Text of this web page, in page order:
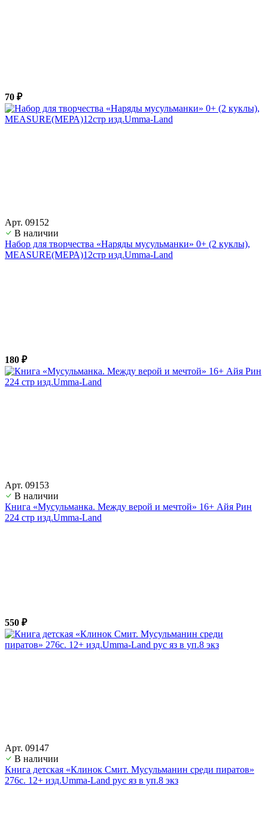
70 ₽
Арт. 09152
В наличии
Набор для творчества «Наряды мусульманки» 0+ (2 куклы),
MEASURE(МЕРА)12стр изд.Umma-Land
180 ₽
Арт. 09153
В наличии
Книга «Мусульманка. Между верой и мечтой» 16+ Айя Рин
224 стр изд.Umma-Land
550 ₽
Арт. 09147
В наличии
Книга детская «Клинок Смит. Мусульманин среди пиратов»
276с. 12+ изд.Umma-Land рус яз в уп.8 экз